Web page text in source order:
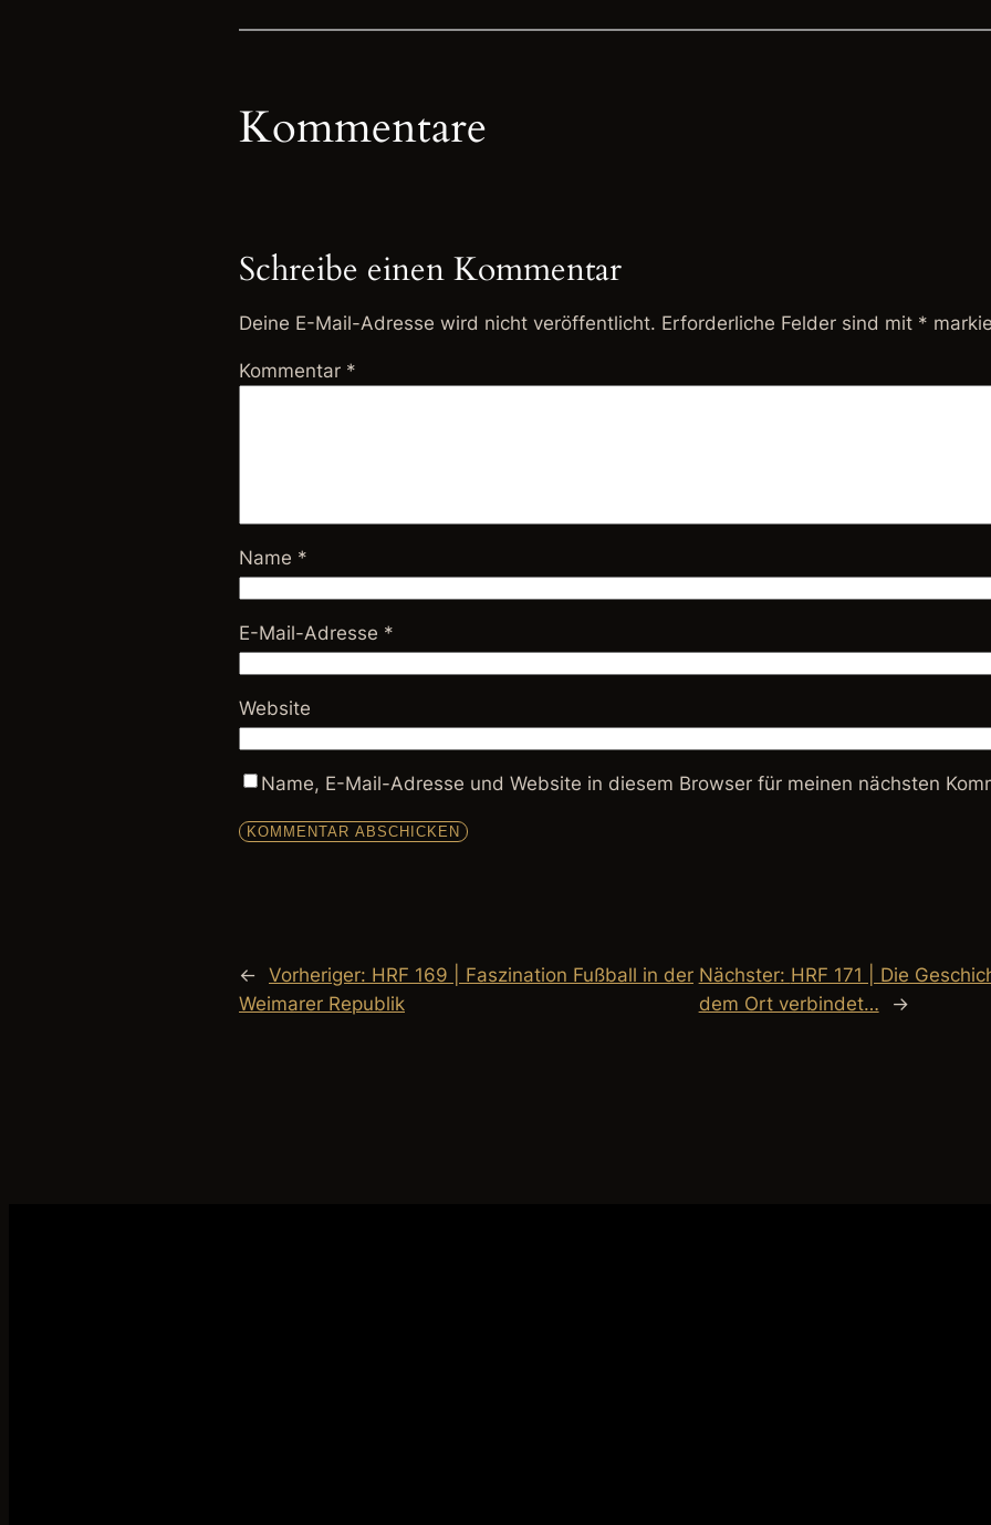
Kommentare
Schreibe einen Kommentar
Deine E-Mail-Adresse wird nicht veröffentlicht. Erforderliche Felder sind mit *
Kommentar *
Name *
E-Mail-Adresse *
Website
Name, E-Mail-Adresse und Website in diesem Browser für meinen nächsten
← Vorheriger: HRF 169 | Faszination Fußball in der
Weimarer Republik
Nächster: HRF 171 | Die
dem Ort verbindet…
→